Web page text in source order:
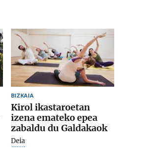
BIZKAIA
Kirol ikastaroetan
izena emateko epea
zabaldu du Galdakaok
Deia